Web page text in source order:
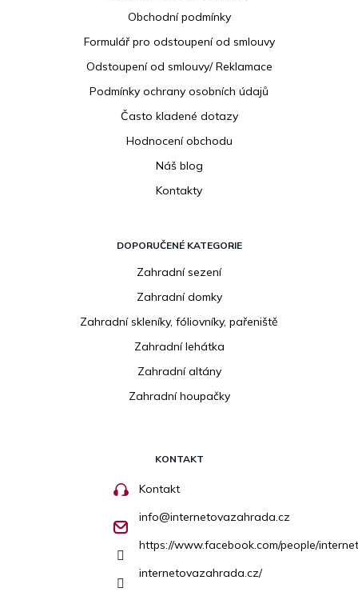
Obchodní podmínky
Formulář pro odstoupení od smlouvy
Odstoupení od smlouvy/ Reklamace
Podmínky ochrany osobních údajů
Často kladené dotazy
Hodnocení obchodu
Náš blog
Kontakty
DOPORUČENÉ KATEGORIE
Zahradní sezení
Zahradní domky
Zahradní skleníky, fóliovníky, pařeniště
Zahradní lehátka
Zahradní altány
Zahradní houpačky
KONTAKT
Kontakt
info@internetovazahrada.cz
https://www.facebook.com/people/
internetovazahrada.cz/